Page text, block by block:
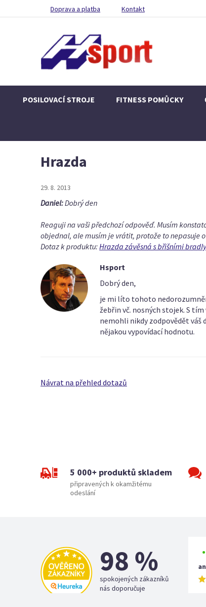
Doprava a platba Kontakt
POSILOVACÍ STROJE FITNESS POMŮCKY
Hrazda
29. 8. 2013
Daniel:Dobrý den
Reaguji na vaši předchozí odpověď. Musím
objednal, ale musím je vrátit, protože to nepasuje
Dotaz k produktu: Hrazda závěsná s břišními bradly
Hsport
Dobrý den,
je mi líto tohoto
žebřin vč. nosných stojek. S
nemohli nikdy zodpovědět váš
nějakou vypovídací hodnotu.
Návrat na přehled dotazů
5 000+ produktů skladem
připravených k okamžitému
odeslání
98 %
spokojených zákazníků
nás doporučuje